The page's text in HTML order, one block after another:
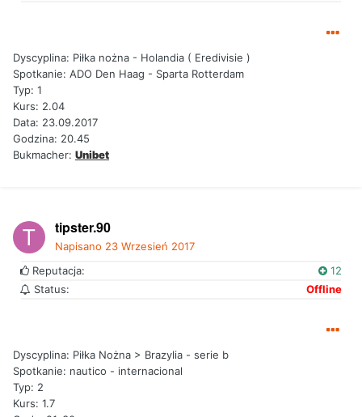
Dyscyplina: Piłka nożna - Holandia ( Eredivisie )
Spotkanie: ADO Den Haag - Sparta Rotterdam
Typ: 1
Kurs: 2.04
Data: 23.09.2017
Godzina: 20.45
Bukmacher: Unibet
tipster.90
Napisano 23 Wrzesień 2017
Reputacja:
12
Status:
Offline
Dyscyplina: Piłka Nożna > Brazylia - serie b
Spotkanie: nautico - internacional
Typ: 2
Kurs: 1.7